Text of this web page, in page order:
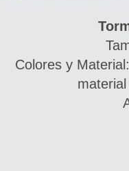
Colores y